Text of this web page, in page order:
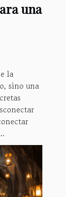
una
la
sino una